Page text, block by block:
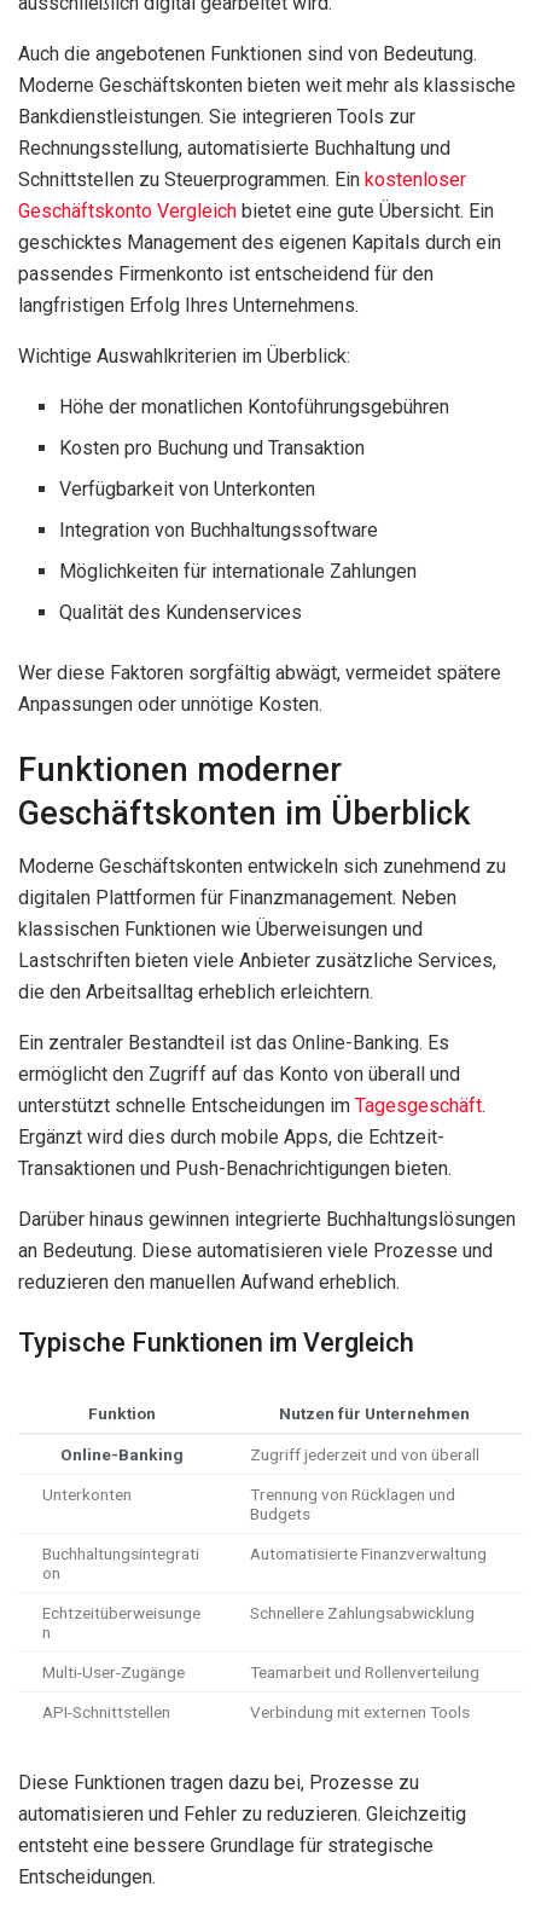
Auch die angebotenen Funktionen sind von Bedeutung.
Moderne Geschäftskonten bieten weit mehr als klassische
Bankdienstleistungen. Sie integrieren Tools zur
Rechnungsstellung, automatisierte Buchhaltung und
Schnittstellen zu Steuerprogrammen. Ein kostenloser
Geschäftskonto Vergleich bietet eine gute Übersicht. Ein
geschicktes Management des eigenen Kapitals durch ein
passendes Firmenkonto ist entscheidend für den
langfristigen Erfolg Ihres Unternehmens.
Wichtige Auswahlkriterien im Überblick:
Höhe der monatlichen Kontoführungsgebühren
Kosten pro Buchung und Transaktion
Verfügbarkeit von Unterkonten
Integration von Buchhaltungssoftware
Möglichkeiten für internationale Zahlungen
Qualität des Kundenservices
Wer diese Faktoren sorgfältig abwägt, vermeidet spätere
Anpassungen oder unnötige Kosten.
Funktionen moderner
Geschäftskonten im Überblick
Moderne Geschäftskonten entwickeln sich zunehmend zu
digitalen Plattformen für Finanzmanagement. Neben
klassischen Funktionen wie Überweisungen und
Lastschriften bieten viele Anbieter zusätzliche Services,
die den Arbeitsalltag erheblich erleichtern.
Ein zentraler Bestandteil ist das Online-Banking. Es
ermöglicht den Zugriff auf das Konto von überall und
unterstützt schnelle Entscheidungen im Tagesgeschäft.
Ergänzt wird dies durch mobile Apps, die Echtzeit-
Transaktionen und Push-Benachrichtigungen bieten.
Darüber hinaus gewinnen integrierte Buchhaltungslösungen
an Bedeutung. Diese automatisieren viele Prozesse und
reduzieren den manuellen Aufwand erheblich.
Typische Funktionen im Vergleich
Funktion Nutzen für Unternehmen
Online-Banking Zugriff jederzeit und von überall
Unterkonten
Trennung von Rücklagen und
Budgets
Buchhaltungsintegrati
on
Automatisierte Finanzverwaltung
Echtzeitüberweisunge
n
Schnellere Zahlungsabwicklung
Multi-User-Zugänge Teamarbeit und Rollenverteilung
API-Schnittstellen Verbindung mit externen Tools
Diese Funktionen tragen dazu bei, Prozesse zu
automatisieren und Fehler zu reduzieren. Gleichzeitig
entsteht eine bessere Grundlage für strategische
Entscheidungen.